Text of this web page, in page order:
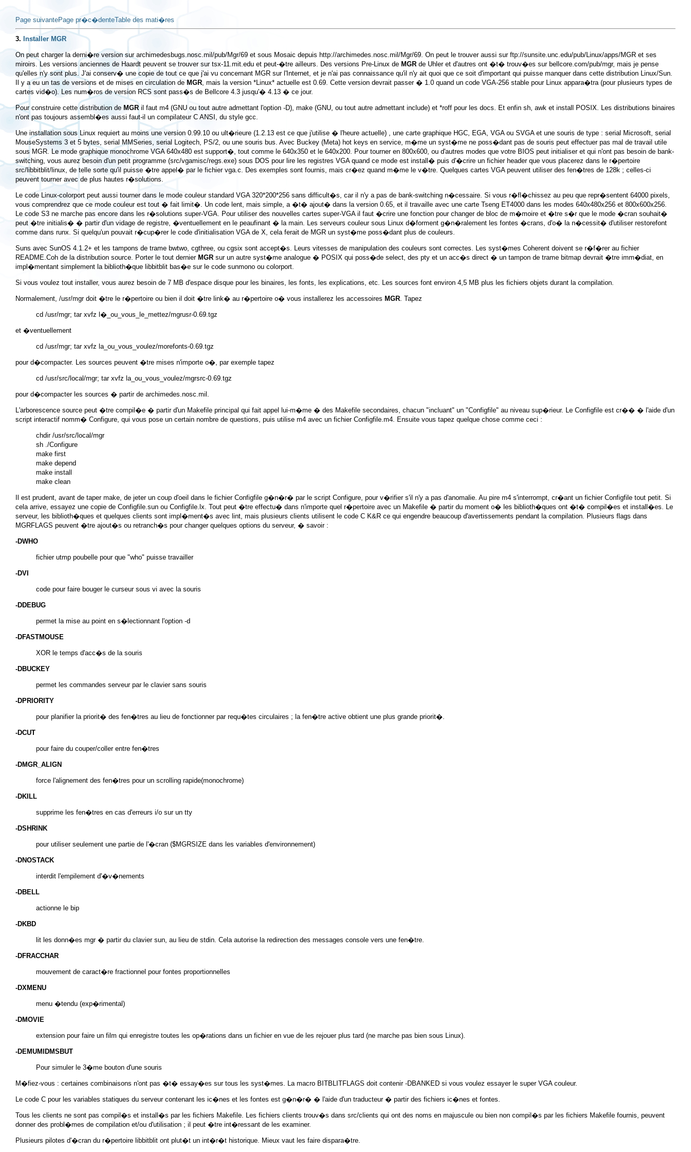
Page suivantePage pr�c�denteTable des mati�res
3. Installer MGR
On peut charger la derni�re version sur archimedesbugs.nosc.mil/pub/Mgr/69 et sous Mosaic depuis http://archimedes.nosc.mil/Mgr/69. On peut le trouver aussi sur ftp://sunsite.unc.edu/pub/Linux/apps/MGR et ses
miroirs. Les versions anciennes de Haardt peuvent se trouver sur tsx-11.mit.edu et peut-�tre ailleurs. Des versions Pre-Linux de MGR de Uhler et d'autres ont �t� trouv�es sur bellcore.com/pub/mgr, mais je pense
qu'elles n'y sont plus. J'ai conserv� une copie de tout ce que j'ai vu concernant MGR sur l'Internet, et je n'ai pas connaissance qu'il n'y ait quoi que ce soit d'important qui puisse manquer dans cette distribution Linux/Sun.
Il y a eu un tas de versions et de mises en circulation de MGR, mais la version *Linux* actuelle est 0.69. Cette version devrait passer � 1.0 quand un code VGA-256 stable pour Linux appara�tra (pour plusieurs types de
cartes vid�o). Les num�ros de version RCS sont pass�s de Bellcore 4.3 jusqu'� 4.13 � ce jour.
Pour construire cette distribution de MGR il faut m4 (GNU ou tout autre admettant l'option -D), make (GNU, ou tout autre admettant include) et *roff pour les docs. Et enfin sh, awk et install POSIX. Les distributions binaires
n'ont pas toujours assembl�es aussi faut-il un compilateur C ANSI, du style gcc.
Une installation sous Linux requiert au moins une version 0.99.10 ou ult�rieure (1.2.13 est ce que j'utilise � l'heure actuelle) , une carte graphique HGC, EGA, VGA ou SVGA et une souris de type : serial Microsoft, serial
MouseSystems 3 et 5 bytes, serial MMSeries, serial Logitech, PS/2, ou une souris bus. Avec Buckey (Meta) hot keys en service, m�me un syst�me ne poss�dant pas de souris peut effectuer pas mal de travail utile
sous MGR. Le mode graphique monochrome VGA 640x480 est support�, tout comme le 640x350 et le 640x200. Pour tourner en 800x600, ou d'autres modes que votre BIOS peut initialiser et qui n'ont pas besoin de bank-
switching, vous aurez besoin d'un petit programme (src/vgamisc/regs.exe) sous DOS pour lire les registres VGA quand ce mode est install� puis d'�crire un fichier header que vous placerez dans le r�pertoire
src/libbitblit/linux, de telle sorte qu'il puisse �tre appel� par le fichier vga.c. Des exemples sont fournis, mais cr�ez quand m�me le v�tre. Quelques cartes VGA peuvent utiliser des fen�tres de 128k ; celles-ci
peuvent tourner avec de plus hautes r�solutions.
Le code Linux-colorport peut aussi tourner dans le mode couleur standard VGA 320*200*256 sans difficult�s, car il n'y a pas de bank-switching n�cessaire. Si vous r�fl�chissez au peu que repr�sentent 64000 pixels,
vous comprendrez que ce mode couleur est tout � fait limit�. Un code lent, mais simple, a �t� ajout� dans la version 0.65, et il travaille avec une carte Tseng ET4000 dans les modes 640x480x256 et 800x600x256.
Le code S3 ne marche pas encore dans les r�solutions super-VGA. Pour utiliser des nouvelles cartes super-VGA il faut �crire une fonction pour changer de bloc de m�moire et �tre s�r que le mode �cran souhait�
peut �tre initialis� � partir d'un vidage de registre, �ventuellement en le peaufinant � la main. Les serveurs couleur sous Linux d�forment g�n�ralement les fontes �crans, d'o� la n�cessit� d'utiliser restorefont
comme dans runx. Si quelqu'un pouvait r�cup�rer le code d'initialisation VGA de X, cela ferait de MGR un syst�me poss�dant plus de couleurs.
Suns avec SunOS 4.1.2+ et les tampons de trame bwtwo, cgthree, ou cgsix sont accept�s. Leurs vitesses de manipulation des couleurs sont correctes. Les syst�mes Coherent doivent se r�f�rer au fichier
README.Coh de la distribution source. Porter le tout dernier MGR sur un autre syst�me analogue � POSIX qui poss�de select, des pty et un acc�s direct � un tampon de trame bitmap devrait �tre imm�diat, en
impl�mentant simplement la biblioth�que libbitblit bas�e sur le code sunmono ou colorport.
Si vous voulez tout installer, vous aurez besoin de 7 MB d'espace disque pour les binaires, les fonts, les explications, etc. Les sources font environ 4,5 MB plus les fichiers objets durant la compilation.
Normalement, /usr/mgrdoit �tre le r�pertoire ou bien il doit �tre link� au r�pertoire o� vous installerez les accessoires MGR. Tapez
et �ventuellement
pour d�compacter. Les sources peuvent �tre mises n'importe o�, par exemple tapez
pour d�compacter les sources � partir de archimedes.nosc.mil .
L'arborescence source peut �tre compil�e � partir d'un Makefile principal qui fait appel lui-m�me � des Makefile secondaires, chacun "incluant" un "Configfile" au niveau sup�rieur. Le Configfile est cr�� � l'aide d'un
script interactif nomm� Configure, qui vous pose un certain nombre de questions, puis utilise m4 avec un fichier Configfile.m4. Ensuite vous tapez quelque chose comme ceci :
chdir /usr/src/local/mgr
sh ./Configure
make first
make depend
make install
Il est prudent, avant de taper make, de jeter un coup d'oeil dans le fichier Configfile g�n�r� par le script Configure, pour v�rifier s'il n'y a pas d'anomalie. Au pire m4 s'interrompt, cr�ant un fichier Configfile tout petit. Si
cela arrive, essayez une copie de Configfile.sun ou Configfile.lx. Tout peut �tre effectu� dans n'importe quel r�pertoire avec un Makefile � partir du moment o� les biblioth�ques ont �t� compil�es et install�es. Le
serveur, les biblioth�ques et quelques clients sont impl�ment�s avec lint, mais plusieurs clients utilisent le code C K&R ce qui engendre beaucoup d'avertissements pendant la compilation. Plusieurs flags dans
MGRFLAGS peuvent �tre ajout�s ou retranch�s pour changer quelques options du serveur, � savoir :
-DWHO
fichier utmp poubelle pour que "who" puisse travailler
-DVI
code pour faire bouger le curseur sous vi avec la souris
-DDEBUG
permet la mise au point en s�lectionnant l'option -d
-DFASTMOUSE
XOR le temps d'acc�s de la souris
-DBUCKEY
permet les commandes serveur par le clavier sans souris
-DPRIORITY
pour planifier la priorit� des fen�tres au lieu de fonctionner par requ�tes circulaires ; la fen�tre active obtient une plus grande priorit�.
-DCUT
pour faire du couper/coller entre fen�tres
-DMGR_ALIGN
force l'alignement des fen�tres pour un scrolling rapide(monochrome)
-DKILL
supprime les fen�tres en cas d'erreurs i/o sur un tty
-DSHRINK
pour utiliser seulement une partie de l'�cran ($MGRSIZE dans les variables d'environnement)
-DNOSTACK
interdit l'empilement d'�v�nements
-DBELL
actionne le bip
-DKBD
lit les donn�es mgr� partir du clavier sun, au lieu de stdin. Cela autorise la redirection des messages console vers une fen�tre.
-DFRACCHAR
mouvement de caract�re fractionnel pour fontes proportionnelles
-DXMENU
menu �tendu (exp�rimental)
-DMOVIE
extension pour faire un film qui enregistre toutes les op�rations dans un fichier en vue de les rejouer plus tard (ne marche pas bien sous Linux).
-DEMUMIDMSBUT
Pour simuler le 3�me bouton d'une souris
M�fiez-vous : certaines combinaisons n'ont pas �t� essay�es sur tous les syst�mes. La macro BITBLITFLAGS doit contenir -DBANKED si vous voulez essayer le super VGA couleur.
Le code C pour les variables statiques du serveur contenant les ic�nes et les fontes est g�n�r� � l'aide d'un traducteur � partir des fichiers ic�nes et fontes.
Tous les clients ne sont pas compil�s et install�s par les fichiers Makefile. Les fichiers clients trouv�s dans src/clients qui ont des noms en majuscule ou bien non compil�s par les fichiers Makefile fournis, peuvent
donner des probl�mes de compilation et/ou d'utilisation ; il peut �tre int�ressant de les examiner.
Plusieurs pilotes d'�cran du r�pertoire libbitblit ont plut�t un int�r�t historique. Mieux vaut les faire dispara�tre.